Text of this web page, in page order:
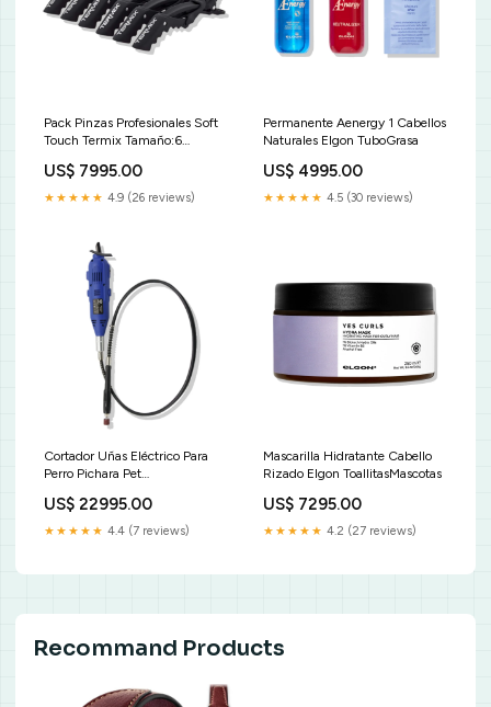
Pack Pinzas Profesionales Soft
Touch Termix Tamaño:6
US$ 7995.00
★★★★★ 4.9 (26 reviews)
Permanente Aenergy 1 Cabellos
Naturales Elgon TuboGrasa
US$ 4995.00
★★★★★ 4.5 (30 reviews)
Cortador Uñas Eléctrico Para
Perro Pichara Pet
US$ 22995.00
★★★★★ 4.4 (7 reviews)
Mascarilla Hidratante Cabello
Rizado Elgon ToallitasMascotas
US$ 7295.00
★★★★★ 4.2 (27 reviews)
Recommand Products